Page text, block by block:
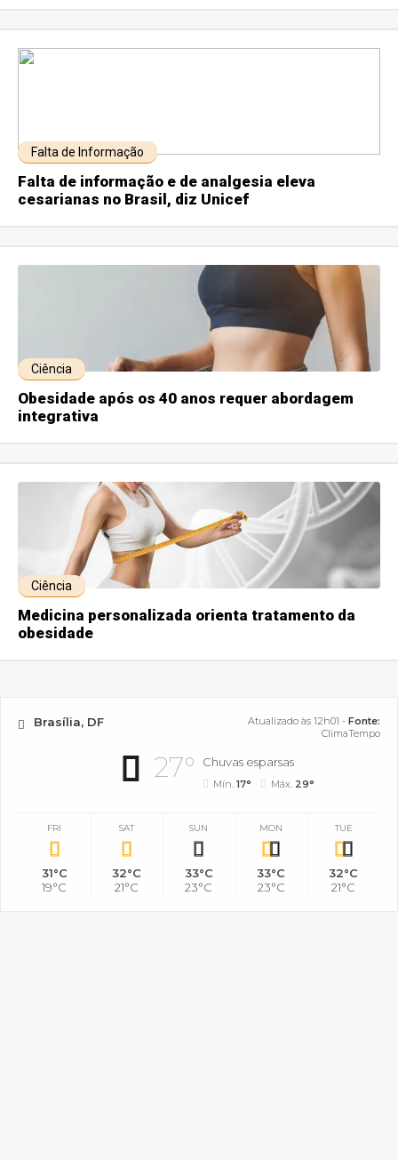
Falta de Informação
Falta de informação e de analgesia eleva
cesarianas no Brasil, diz Unicef
Ciência
Obesidade após os 40 anos requer abordagem
integrativa
Ciência
Medicina personalizada orienta tratamento da
obesidade
Brasília, DF Atualizado às 12h01 - Fonte:
ClimaTempo
27° Chuvas esparsas
Mín.17° Máx. 29°
FRI
31°C
19°C
SAT
32°C
21°C
SUN
33°C
23°C
MON
33°C
23°C
TUE
32°C
21°C